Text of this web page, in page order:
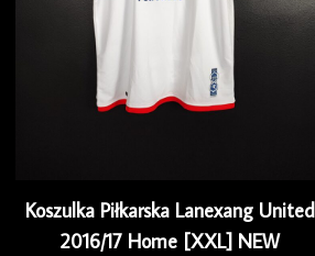
Koszulka Piłkarska Lanexang United
2016/17 Home [XXL] NEW